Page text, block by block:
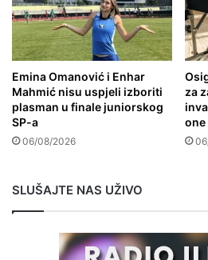
Emina Omanović i Enhar
Mahmić nisu uspjeli izboriti
plasman u finale juniorskog
SP-a
06/08/2026
za
one
SLUŠAJTE NAS UŽIVO